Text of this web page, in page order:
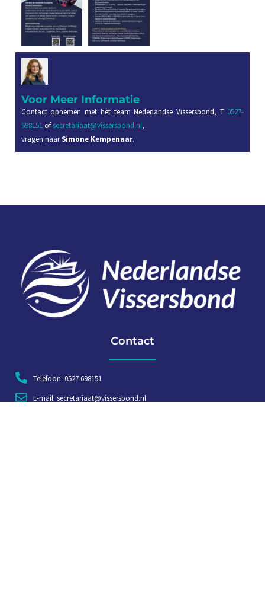
Voor Meer Informatie
Contact opnemen met het team Nederlandse Vissersbond, T 0527-
698151ofsecretariaat@vissersbond.nl,
vragen naarSimone Kempenaar.
Contact
Telefoon: 0527 698151
E-mail: secretariaat@vissersbond.nl